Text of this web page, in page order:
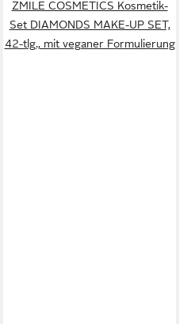
ZMILE COSMETICS Kosmetik-
Set DIAMONDS MAKE-UP SET,
42-tlg., mit veganer Formulierung